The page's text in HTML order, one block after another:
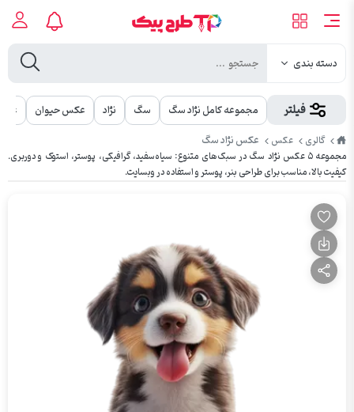
دسته بندی
فیلتر مجموعه کامل نژاد سگ سگ نژاد عکس حیوان
طرح
پیک
گالری عکس عکس نژاد سگ
مجموعه ۵ عکس نژاد سگ در سبک‌های متنوع: سیاه‌سفید، گرافیکی، پوستر، استوک و دوربری.
کیفیت بالا، مناسب برای طراحی بنر، پوستر و استفاده در وبسایت.